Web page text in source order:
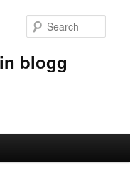
blogg